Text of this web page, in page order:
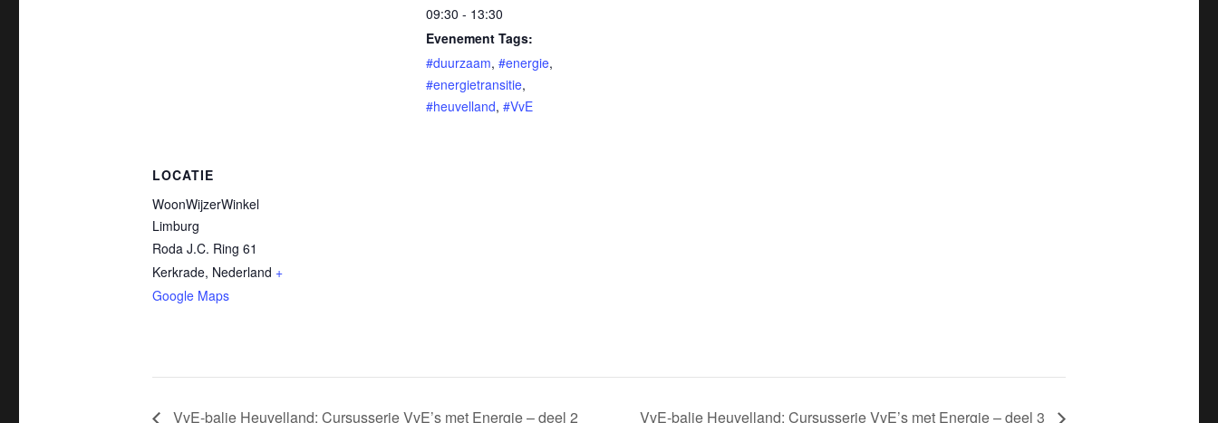
09:30 - 13:30
Evenement Tags:
#duurzaam,#energie,
#energietransitie,
#heuvelland,#VvE
LOCATIE
WoonWijzerWinkel
Limburg
Roda J.C. Ring 61
Kerkrade, Nederland +
Google Maps
VvE-balie Heuvelland: Cursusserie VvE’s met Energie – deel 2 VvE-balie Heuvelland: Cursusserie VvE’s met Energie – deel 3